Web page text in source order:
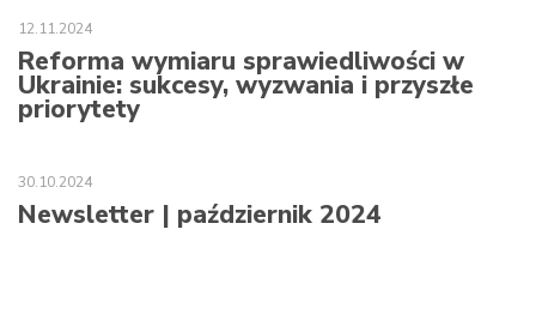
12.11.2024
Reforma wymiaru sprawiedliwości w
Ukrainie: sukcesy, wyzwania i przyszłe
priorytety
30.10.2024
Newsletter | październik 2024